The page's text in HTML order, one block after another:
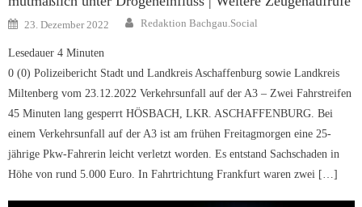
Posted
on
23. Dezember 2022 Author
Redaktion Bachgau.Social
Lesedauer 4 Minuten
0 (0) Polizeibericht Stadt und Landkreis Aschaffenburg sowie Landkreis
Miltenberg vom 23.12.2022 Verkehrsunfall auf der A3 – Zwei Fahrstreifen
45 Minuten lang gesperrt HÖSBACH, LKR. ASCHAFFENBURG. Bei
einem Verkehrsunfall auf der A3 ist am frühen Freitagmorgen eine 25-
jährige Pkw-Fahrerin leicht verletzt worden. Es entstand Sachschaden in
Höhe von rund 5.000 Euro. In Fahrtrichtung Frankfurt waren zwei […]